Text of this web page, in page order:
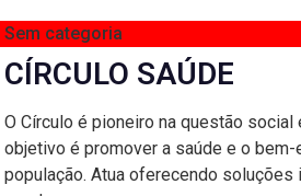
Sem categoria
CÍRCULO SAÚDE
O Círculo é pioneiro na questão social
objetivo é promover a saúde e o bem-
população. Atua oferecendo soluções